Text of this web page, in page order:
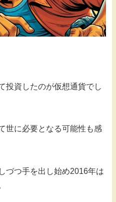
投資したのが仮想通貨でし
世に必要となる可能性も感
づつ手を出し始め2016年は